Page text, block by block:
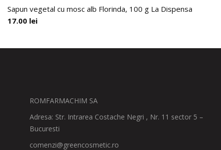
Sapun vegetal cu mosc alb Florinda, 100 g La Dispensa
17.00 lei
ROMFARMACHIM SA
Adresa: Str. Intrarea Costache Negri , Nr. 11 sector 5 –
Bucuresti
comenzi@greencosmetic.ro